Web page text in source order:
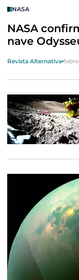
NASA
NASA
nave
Revista Alternativa